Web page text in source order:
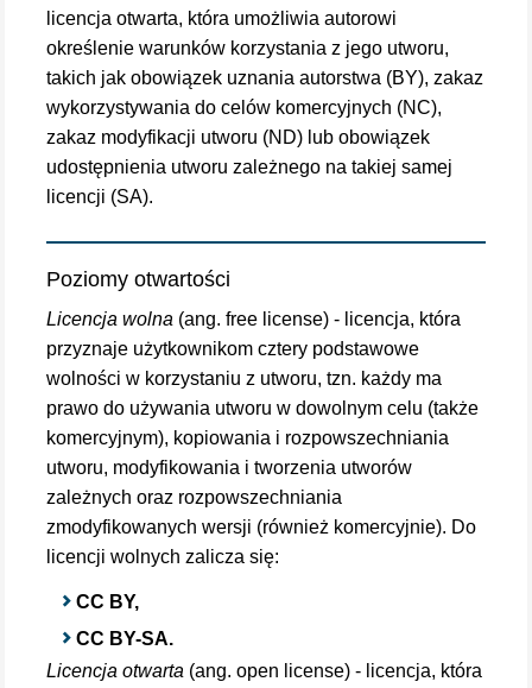
licencja otwarta, która umożliwia autorowi
określenie warunków korzystania z jego utworu,
takich jak obowiązek uznania autorstwa (BY), zakaz
wykorzystywania do celów komercyjnych (NC),
zakaz modyfikacji utworu (ND) lub obowiązek
udostępnienia utworu zależnego na takiej samej
licencji (SA).
Poziomy otwartości
Licencja wolna (ang. free license) - licencja, która
przyznaje użytkownikom cztery podstawowe
wolności w korzystaniu z utworu, tzn. każdy ma
prawo do używania utworu w dowolnym celu (także
komercyjnym), kopiowania i rozpowszechniania
utworu, modyfikowania i tworzenia utworów
zależnych oraz rozpowszechniania
zmodyfikowanych wersji (również komercyjnie). Do
licencji wolnych zalicza się:
CC BY,
CC BY-SA.
Licencja otwarta (ang. open license) - licencja, która